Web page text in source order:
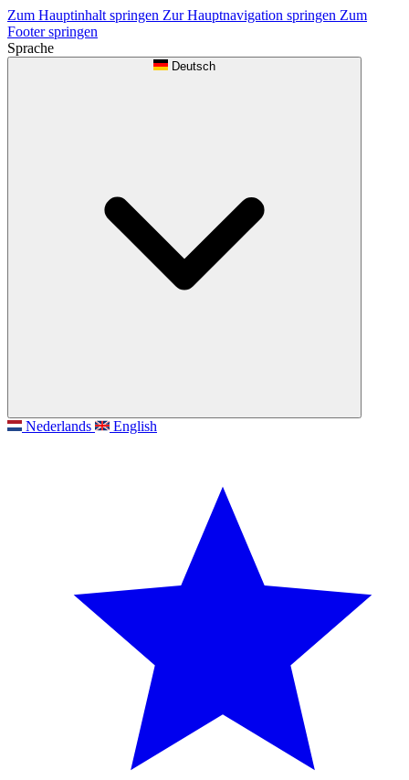
Zum Hauptinhalt springen Zur Hauptnavigation springen Zum
Footer springen
Sprache
Deutsch
Nederlands English